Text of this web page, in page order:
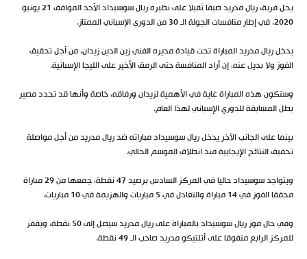
يحل فريق ريال مدريد ضيفا ثقيلا على نظيره ريال سوسيداد الأحد الموافق 21 يونيو
2020، في إطار منافسات الجولة الـ 30 من الدوري الإسباني الممتاز.
يدخل ريال مدريد المباراة تحت قيادة مديره الفني زين الدين زيدان، من أجل تحقيق
الفوز ولا بديل عنه، إن أراد المنافسة حتى الرمق الأخير على الليجا الإسبانية.
وستكون هذه المباراة غاية في الأهمية لزيدان ورفاقه، خاصة وأنها قد تحدد مصير
بطل المسابقة للدوري الإسباني لهذا العام.
بينما على الجانب الآخر يدخل ريال سوسيداد مباراته ضد ريال مدريد من أجل مواصلة
تحقيق النتائج الإيجابية منذ انطلاق الموسم الحالي.
ويتواجد سوسيداد حاليا في المركز السادس برصيد 47 نقطة، جمعها من 29 مباراة
محققا الفوز في 14 مباراة والتعادل في 5 مباريات والهزيمة في 10 مباريات.
وفي حال فوز ريال سوسيداد بالمباراة على ريال مدريد سيصل إلى 50 نقطة، ويقفز
للمركز الرابع متفوقا على أتلتيكو مدريد صاحب الـ 49 نقطة.